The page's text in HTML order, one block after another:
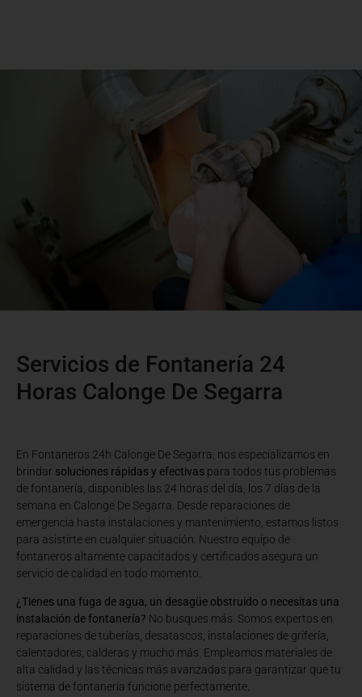
Servicios de Fontanería 24
Horas Calonge De Segarra
En Fontaneros 24h Calonge De Segarra , nos especializamos en
brindar soluciones rápidas y efectivas para todos tus problemas
de fontanería, disponibles las 24 horas del día, los 7 días de la
semana en Calonge De Segarra. Desde reparaciones de
emergencia hasta instalaciones y mantenimiento, estamos listos
para asistirte en cualquier situación. Nuestro equipo de
fontaneros altamente capacitados y certificados asegura un
servicio de calidad en todo momento.
¿Tienes una fuga de agua, un desagüe obstruido o necesitas una
instalación de fontanería? No busques más. Somos expertos en
reparaciones de tuberías, desatascos, instalaciones de grifería,
calentadores, calderas y mucho más. Empleamos materiales de
alta calidad y las técnicas más avanzadas para garantizar que tu
sistema de fontanería funcione perfectamente.